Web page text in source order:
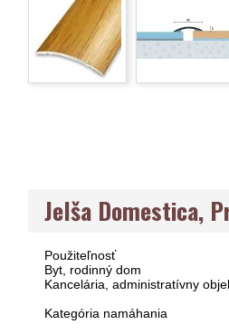
Jelša Domestica,
Použiteľnosť
Byt, rodinný dom
Kancelária, administratívny
Kategória namáhania